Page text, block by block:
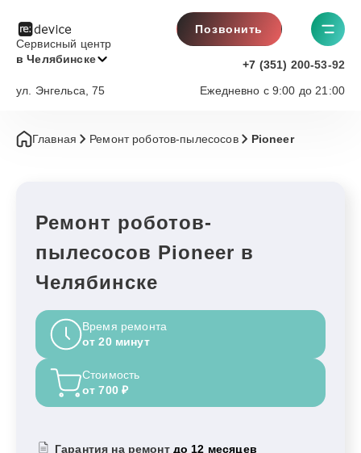
Сервисный центр
в Челябинске
Позвонить
+7 (351) 200-53-92
Ежедневно с 9:00 до 21:00
ул. Энгельса, 75
Главная Ремонт роботов-пылесосов Pioneer
Ремонт роботов-
пылесосов Pioneer в
Челябинске
Время ремонта
от 20 минут
Стоимость
от 700 ₽
Гарантия на ремонт до 12 месяцев